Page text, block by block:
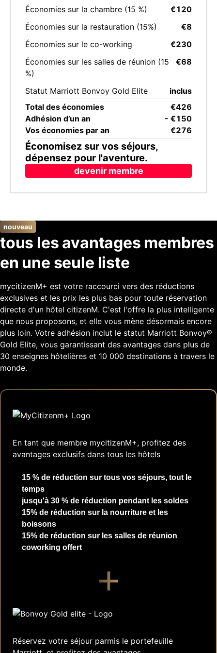
ComposantValeur
Économies sur la chambre (15 %)
€120
Économies sur la restauration (15%)
€8
Économies sur le co-working
€230
Économies sur les salles de réunion (15
%)
€68
Statut Marriott Bonvoy Gold Elite
inclus
Total des économies
€426
Adhésion d’un an
- €150
Vos économies par an
€276
Économisez sur vos séjours,
dépensez pour l'aventure.
devenir membre
nouveau
tous les avantages membres
en une seule liste
mycitizenM+ est votre raccourci vers des réductions
exclusives et les prix les plus bas pour toute réservation
directe d'un hôtel citizenM. C'est l'offre la plus intelligente
que nous proposons, et elle vous mène désormais encore
plus loin. Votre adhésion inclut le statut Marriott Bonvoy®
Gold Elite, vous garantissant des avantages dans plus de
30 enseignes hôtelières et 10 000 destinations à travers le
monde.
En tant que membre mycitizenM+, profitez des
avantages exclusifs dans tous les hôtels
15 % de réduction sur tous vos séjours, tout le
temps
jusqu'à 30 % de réduction pendant les soldes
15% de réduction sur la nourriture et les
boissons
15% de réduction sur les salles de réunion
coworking offert
+
Réservez votre séjour parmis le portefeuille